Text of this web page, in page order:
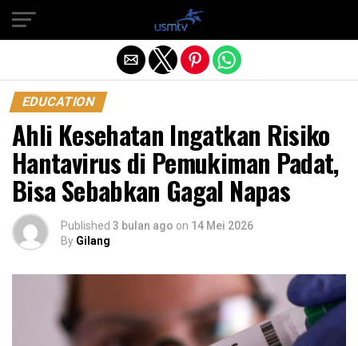
EDUCATION
Ahli Kesehatan Ingatkan Risiko
Hantavirus di Pemukiman Padat,
Bisa Sebabkan Gagal Napas
Published 3 bulan ago on 14 Mei 2026
By Gilang
Exit mobile version